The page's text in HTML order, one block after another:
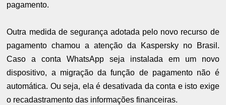
pagamento.
Outra medida de segurança adotada pelo novo recurso de
pagamento chamou a atenção da Kaspersky no Brasil.
Caso a conta WhatsApp seja instalada em um novo
dispositivo, a migração da função de pagamento não é
automática. Ou seja, ela é desativada da conta e isto exige
o recadastramento das informações financeiras.